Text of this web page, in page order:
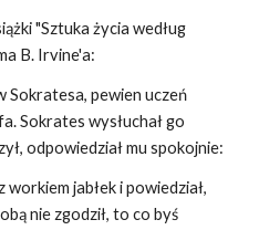
"Sztuka życia według
B. Irvine'a:
Sokratesa, pewien uczeń
Sokrates wysłuchał go
odpowiedział mu spokojnie:
workiem jabłek i powiedział,
nie zgodził, to co byś